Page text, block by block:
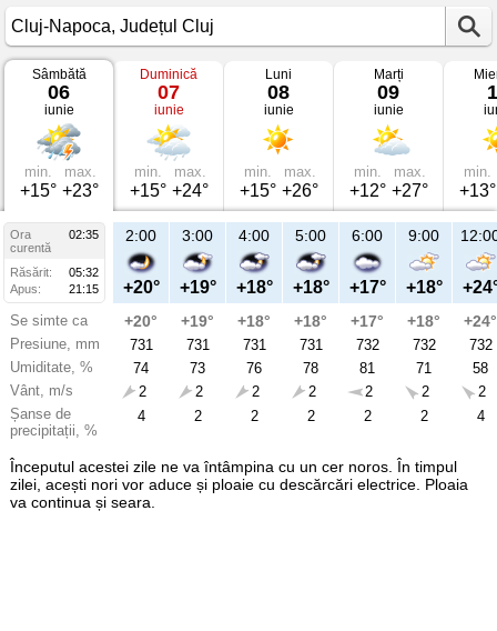
Vremea
Cluj-
Napoca
pe
iunie
2026
Județul
Sâmbătă
06
iunie
min.
+15°
max.
+23°
Duminică
07
iunie
min.
+15°
max.
+24°
Luni
08
iunie
min.
+15°
max.
+26°
Marți
09
iunie
min.
+12°
max.
+27°
min.
+13°
Ora
02:35
curentă
Răsărit:
05:32
Apus:
21:15
Se simte ca
Presiune, mm
Umiditate, %
Vânt, m/s
Șanse de
precipitații, %
2:00
+20°
+20°
731
74
2
4
3:00
+19°
+19°
731
73
2
2
4:00
+18°
+18°
731
76
2
2
5:00
+18°
+18°
731
78
2
2
6:00
+17°
+17°
732
81
2
2
9:00
+18°
+18°
732
71
2
2
+24°
732
58
2
4
Începutul acestei zile ne va întâmpina cu un cer noros. În timpul
zilei, acești nori vor aduce și ploaie cu descărcări electrice. Ploaia
va continua și seara.